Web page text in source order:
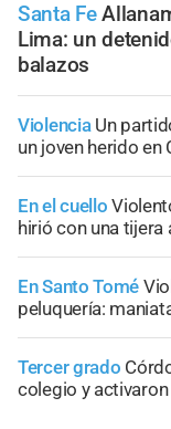
Santa Fe
Lima: un
balazos
Violencia Un
un joven herido en
En el cuello
hirió con una tijera
En Santo Tomé
peluquería:
Tercer grado
colegio y